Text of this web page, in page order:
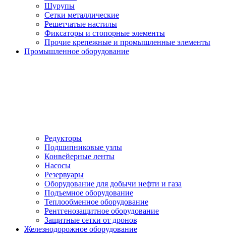
Шурупы
Сетки металлические
Решетчатые настилы
Фиксаторы и стопорные элементы
Прочие крепежные и промышленные элементы
Промышленное оборудование
Редукторы
Подшипниковые узлы
Конвейерные ленты
Насосы
Резервуары
Оборудование для добычи нефти и газа
Подъемное оборудование
Теплообменное оборудование
Рентгенозащитное оборудование
Защитные сетки от дронов
Железнодорожное оборудование